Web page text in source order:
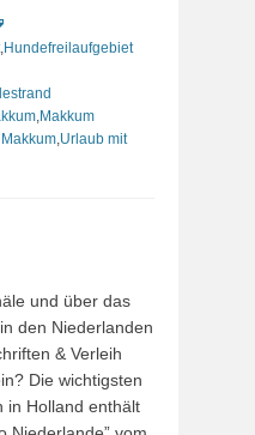
,Hundefreilaufgebiet
,Makkum
,Urlaub mit
und über das
den Niederlanden
& Verleih
Die wichtigsten
in Holland enthält